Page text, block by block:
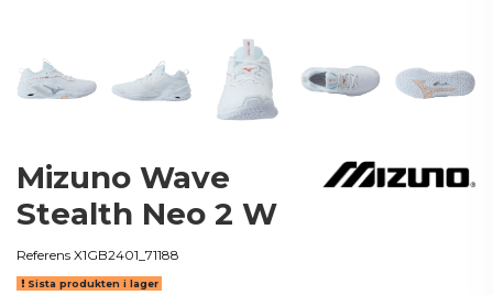
Mizuno Wave
Stealth Neo 2 W
Referens X1GB2401_71188
Sista produkten i lager